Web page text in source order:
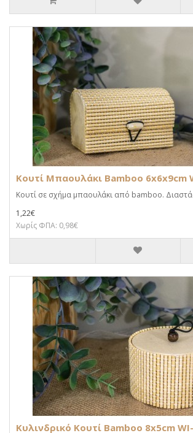
Κουτί Μπαουλάκι Bamboo 6x6x9cm
Κουτί σε σχήμα μπαουλάκι από bamboo.
1,22€
Χωρίς ΦΠΑ: 0,98€
Κυλινδρικό Κουτί Bamboo 8x5cm